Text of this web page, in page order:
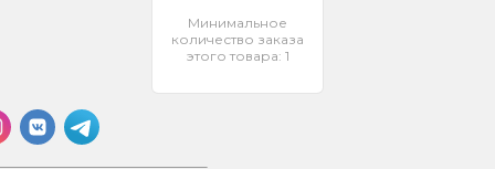
Минимальное
количество заказа
этого товара: 1